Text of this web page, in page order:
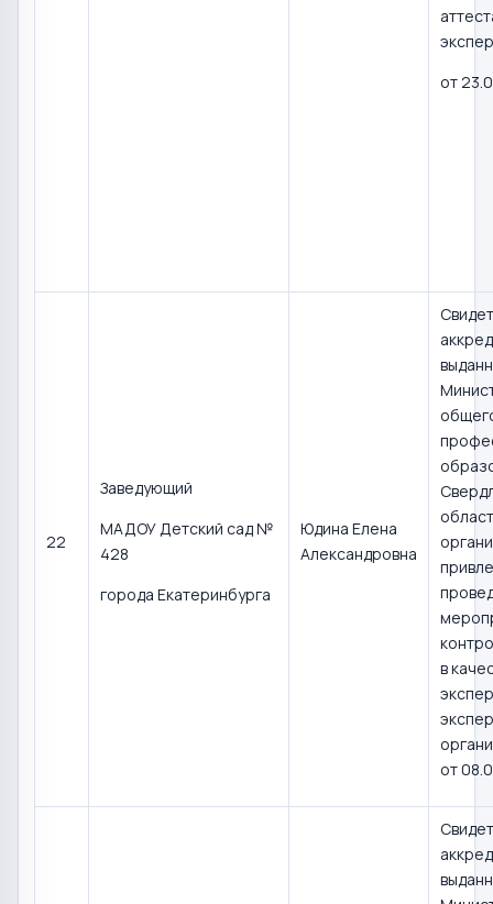
от
22
Заведующий
МАДОУ Детский сад №
428
города Екатеринбурга
Юдина Елена
Александровна
в
от